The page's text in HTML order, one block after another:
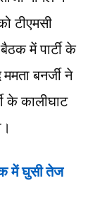
टीएमसी
में पार्टी के
बनर्जी ने
के कालीघाट
में घुसी तेज